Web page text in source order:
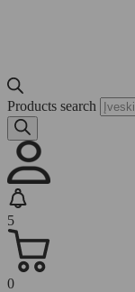
Products search
5
0